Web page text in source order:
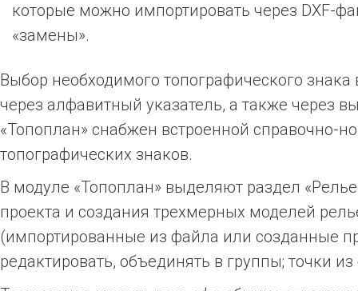
которые можно импортировать через DXF-
«замены».
Выбор необходимого топографического
через алфавитный указатель, а также через
«Топоплан» снабжен встроенной справочно-
топографических знаков.
В модуле «Топоплан» выделяют раздел
проекта и создания трехмерных моделей
(импортированные из файла или созданные
редактировать, объединять в группы; точки